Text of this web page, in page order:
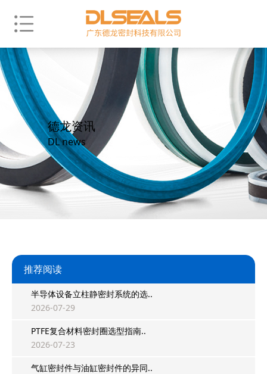
德龙资讯
DL news
推荐阅读
半导体设备立柱静密封系统的选..
2026-07-29
PTFE复合材料密封圈选型指南..
2026-07-23
气缸密封件与油缸密封件的异同..